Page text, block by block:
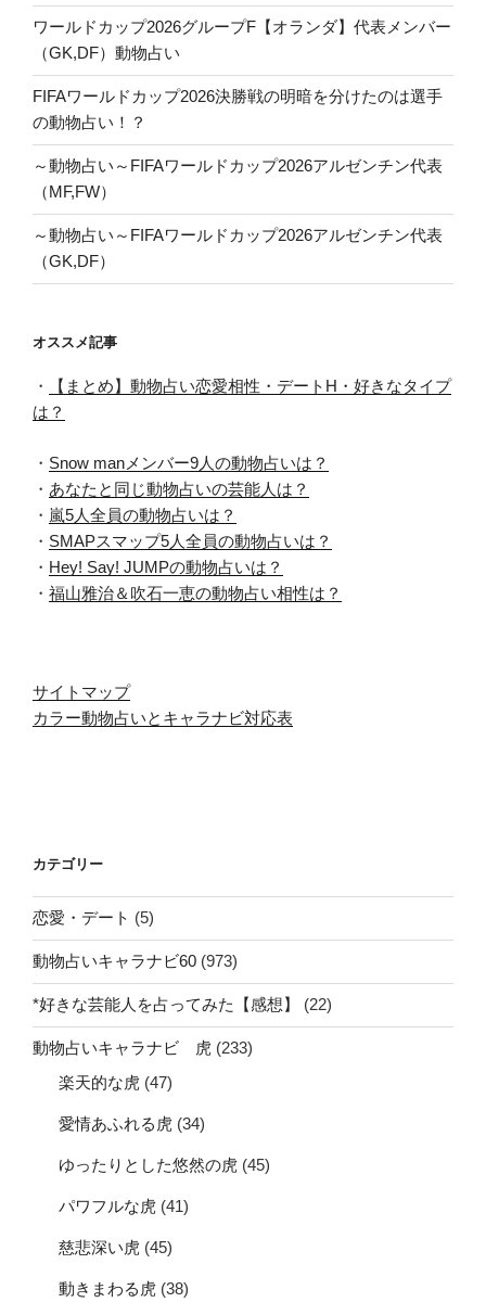
ワールドカップ2026グループF【オランダ】代表メンバー
（GK,DF）動物占い
FIFAワールドカップ2026決勝戦の明暗を分けたのは選手
の動物占い！？
～動物占い～FIFAワールドカップ2026アルゼンチン代表
（MF,FW）
～動物占い～FIFAワールドカップ2026アルゼンチン代表
（GK,DF）
オススメ記事
・
【まとめ】動物占い恋愛相性・デートH・好きなタイプ
は？
・ Snow manメンバー9人の動物占いは？
・ あなたと同じ動物占いの芸能人は？
・ 嵐5人全員の動物占いは？
・ SMAPスマップ5人全員の動物占いは？
・ Hey! Say! JUMPの動物占いは？
・ 福山雅治＆吹石一恵の動物占い相性は？
サイトマップ
カラー動物占いとキャラナビ対応表
カテゴリー
恋愛・デート (5)
動物占いキャラナビ60 (973)
*好きな芸能人を占ってみた【感想】 (22)
動物占いキャラナビ 虎 (233)
楽天的な虎 (47)
愛情あふれる虎 (34)
ゆったりとした悠然の虎 (45)
パワフルな虎 (41)
慈悲深い虎 (45)
動きまわる虎 (38)